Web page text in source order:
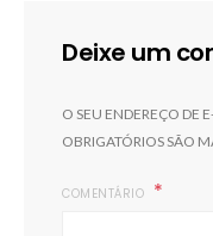
Deixe um
O SEU ENDEREÇO DE
OBRIGATÓRIOS SÃO
COMENTÁRIO